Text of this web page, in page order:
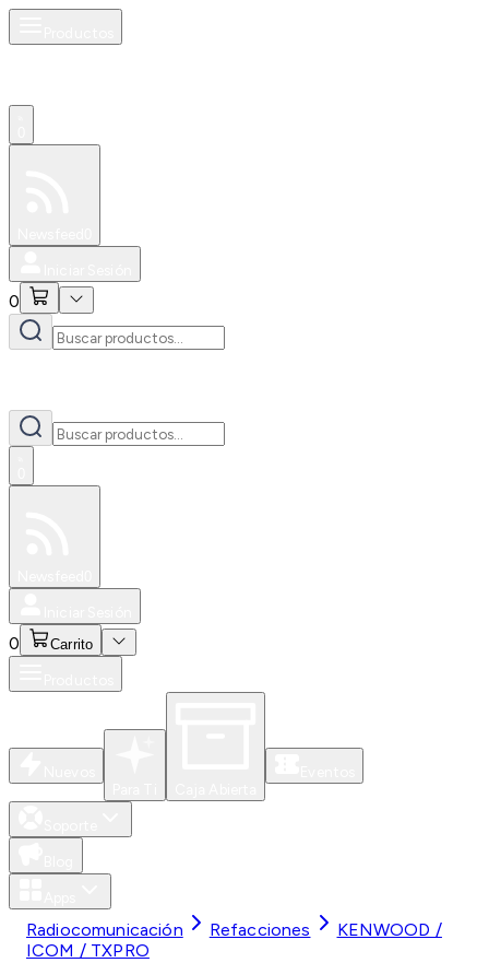
0
0 Carrito
Radiocomunicación Refacciones
KENWOOD /
ICOM / TXPRO